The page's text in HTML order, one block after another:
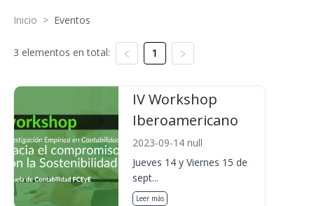
Inicio > Eventos
3 elementos en total: 1
IV Workshop
Iberoamericano
2023-09-14 null
Jueves 14 y Viernes 15 de
sept...
Leer más